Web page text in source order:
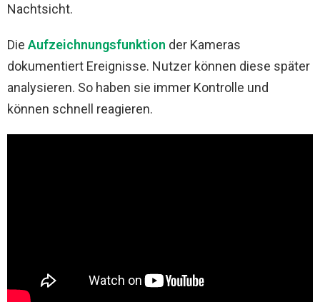
Nachtsicht.
Die Aufzeichnungsfunktion der Kameras
dokumentiert Ereignisse. Nutzer können diese später
analysieren. So haben sie immer Kontrolle und
können schnell reagieren.